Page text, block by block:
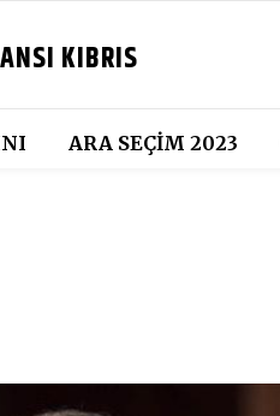
KIBRIS
ARA SEÇIM 2023